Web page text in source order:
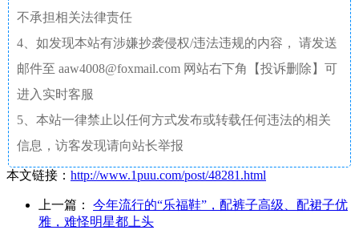
不承担相关法律责任
4、如发现本站有涉嫌抄袭侵权/违法违规的内容， 请发送
邮件至 aaw4008@foxmail.com 网站右下角【投诉删除】可
进入实时客服
5、本站一律禁止以任何方式发布或转载任何违法的相关
信息，访客发现请向站长举报
本文链接： http://www.1puu.com/post/48281.html
上一篇： 今年流行的“乐福鞋”，配裤子高级、配裙子优
雅，难怪明星都上头